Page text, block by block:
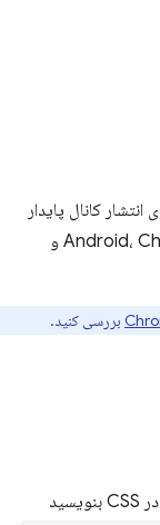
کانال پایدار
Chrome 140 برای Android، ChromeOS، Linux، macOS و
بررسی کنید.
حساب تایپ شده به شما امکان می دهد عباراتی را در CSS بنویسید